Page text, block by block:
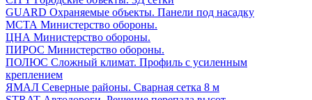
GUARD Охраняемые объекты. Панели под насадку
МСТА Министерство обороны.
ЦНА Министерство обороны.
ПИРОС Министерство обороны.
ПОЛЮС Сложный климат. Профиль с усиленным
креплением
ЯМАЛ Северные районы. Сварная сетка 8 м